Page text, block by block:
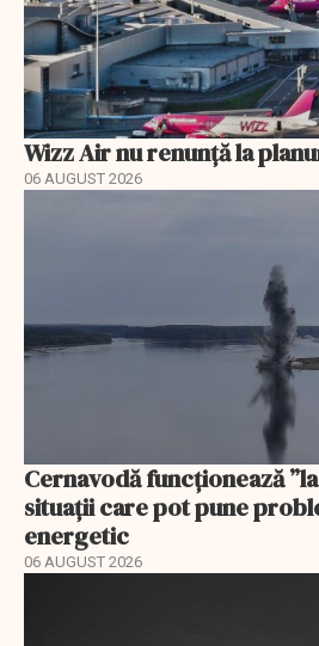
Wizz Air nu renunță la
06 AUGUST 2026
Cernavodă funcționează
situații care pot pune
energetic
06 AUGUST 2026